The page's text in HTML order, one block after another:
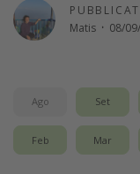
Matis · 08/
Ago Set
Feb Mar